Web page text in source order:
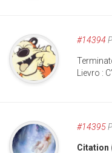
#14394
Lievro :
#14395
Citation